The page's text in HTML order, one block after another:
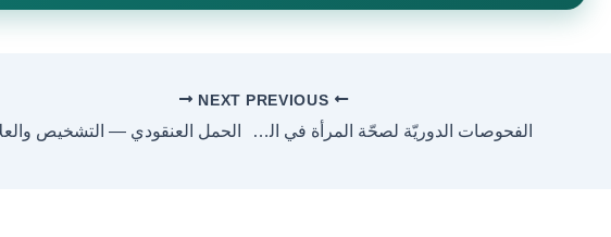
الفحوصات الدوريّة لصحّة المرأة في السعودية
NEXT
الحمل العنقودي — التشخيص